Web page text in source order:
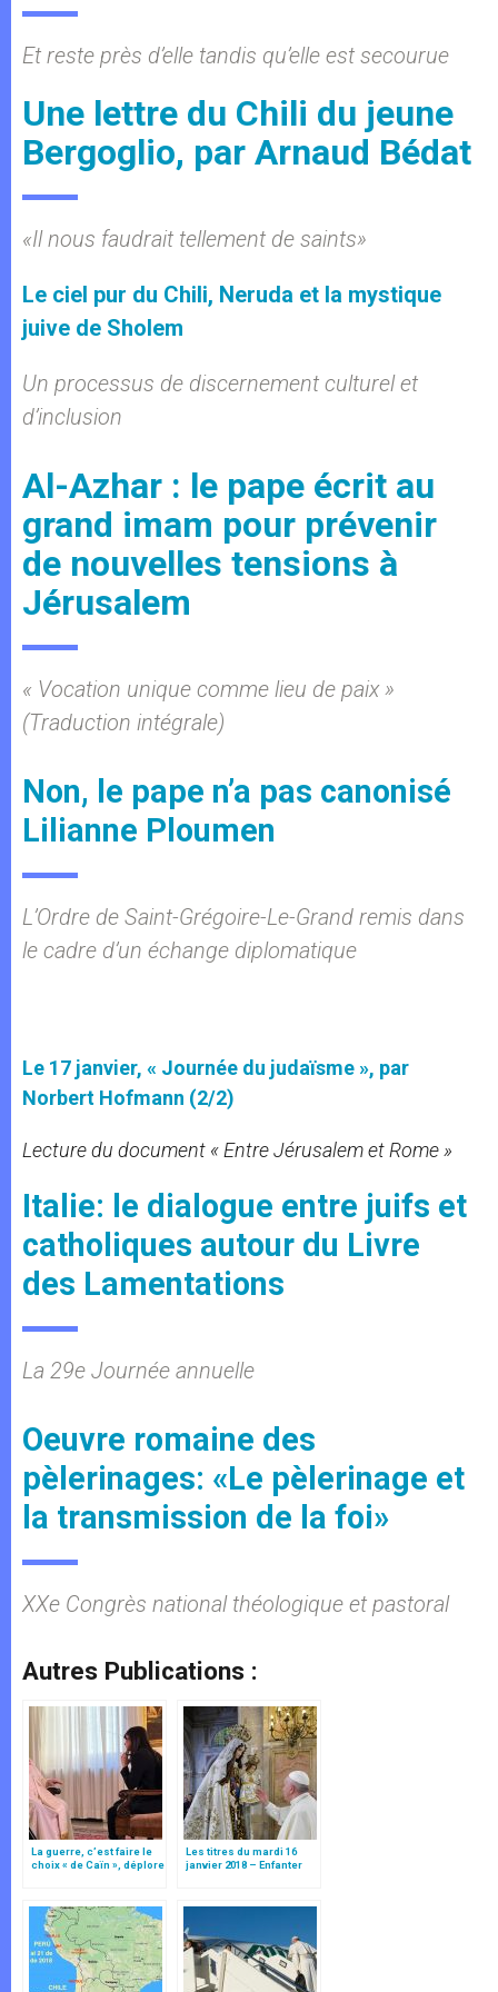
Et reste près d’elle tandis qu’elle est secourue
Une lettre du Chili du jeune
Bergoglio, par Arnaud Bédat
«Il nous faudrait tellement de saints»
Le ciel pur du Chili, Neruda et la mystique
juive de Sholem
Un processus de discernement culturel et
d’inclusion
Al-Azhar : le pape écrit au
grand imam pour prévenir
de nouvelles tensions à
Jérusalem
« Vocation unique comme lieu de paix »
(Traduction intégrale)
Non, le pape n’a pas canonisé
Lilianne Ploumen
L’Ordre de Saint-Grégoire-Le-Grand remis dans
le cadre d’un échange diplomatique
Le 17 janvier, « Journée du judaïsme », par
Norbert Hofmann (2/2)
Lecture du document « Entre Jérusalem et Rome »
Italie: le dialogue entre juifs et
catholiques autour du Livre
des Lamentations
La 29e Journée annuelle
Oeuvre romaine des
pèlerinages: «Le pèlerinage et
la transmission de la foi»
XXe Congrès national théologique et pastoral
Autres Publications :
La guerre, c’est faire le
choix « de Caïn », déplore
Les titres du mardi 16
janvier 2018 – Enfanter